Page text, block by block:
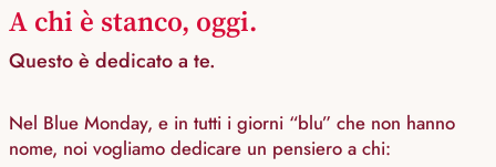
A chi è stanco, oggi.
Questo è dedicato a te.
Nel Blue Monday, e in tutti i giorni “blu” che non hanno
nome, noi vogliamo dedicare un pensiero a chi: